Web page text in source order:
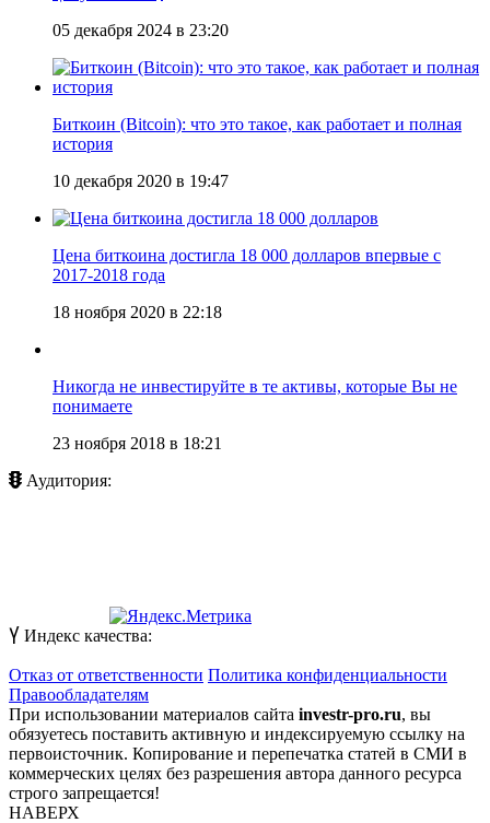
05 декабря 2024 в 23:20
Биткоин (Bitcoin): что это такое, как работает и полная
история
10 декабря 2020 в 19:47
Цена биткоина достигла 18 000 долларов впервые с
2017-2018 года
18 ноября 2020 в 22:18
Никогда не инвестируйте в те активы, которые Вы не
понимаете
23 ноября 2018 в 18:21
Аудитория:
Индекс качества:
Отказ от ответственности Политика конфиденциальности
Правообладателям
При использовании материалов сайта investr-pro.ru, вы
обязуетесь поставить активную и индексируемую ссылку на
первоисточник. Копирование и перепечатка статей в СМИ в
коммерческих целях без разрешения автора данного ресурса
строго запрещается!
НАВЕРХ